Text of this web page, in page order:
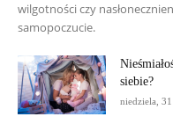
wilgotności czy
samopoczucie.
siebie?
niedziela,